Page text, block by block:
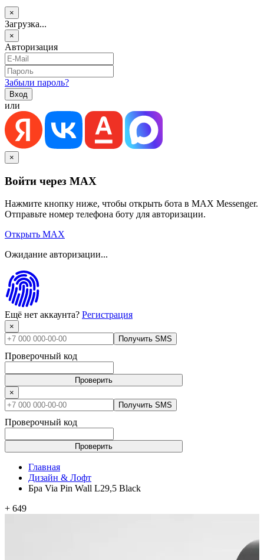
×
Загрузка...
×
Авторизация
Забыли пароль?
или
×
Войти через MAX
Нажмите кнопку ниже, чтобы открыть бота в MAX Messenger.
Отправьте номер телефона боту для авторизации.
Открыть MAX
Ожидание авторизации...
Ещё нет аккаунта? Регистрация
×
Получить SMS
Проверочный код
Проверить
×
Получить SMS
Проверочный код
Проверить
Главная
Дизайн & Лофт
Бра Via Pin Wall L29,5 Black
+ 649